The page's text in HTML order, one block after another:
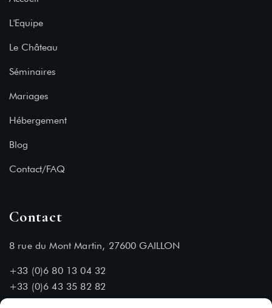
L'Equipe
Le Château
Séminaires
Mariages
Hébergement
Blog
Contact/FAQ
Contact
8 rue du Mont Martin, 27600 GAILLON
+33 (0)6 80 13 04 32
+33 (0)6 43 35 82 82